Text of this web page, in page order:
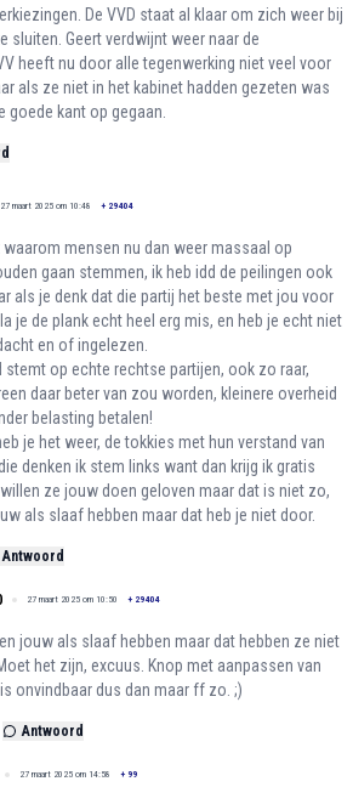
De VVD staat al klaar om zich weer bij
sluiten. Geert verdwijnt weer naar de
heeft nu door alle tegenwerking niet veel voor
als ze niet in het kabinet hadden gezeten was
goede kant op gegaan.
27 maart 2025 om 10:48 + 29404
waarom mensen nu dan weer massaal op
gaan stemmen, ik heb idd de peilingen ook
als je denk dat die partij het beste met jou voor
je de plank echt heel erg mis, en heb je echt niet
en of ingelezen.
stemt op echte rechtse partijen, ook zo raar,
daar beter van zou worden, kleinere overheid
belasting betalen!
je het weer, de tokkies met hun verstand van
denken ik stem links want dan krijg ik gratis
ze jouw doen geloven maar dat is niet zo,
als slaaf hebben maar dat heb je niet door.
Antwoord
27 maart 2025 om 10:50 + 29404
jouw als slaaf hebben maar dat hebben ze niet
het zijn, excuus. Knop met aanpassen van
onvindbaar dus dan maar ff zo. ;)
Antwoord
27 maart 2025 om 14:58 + 99